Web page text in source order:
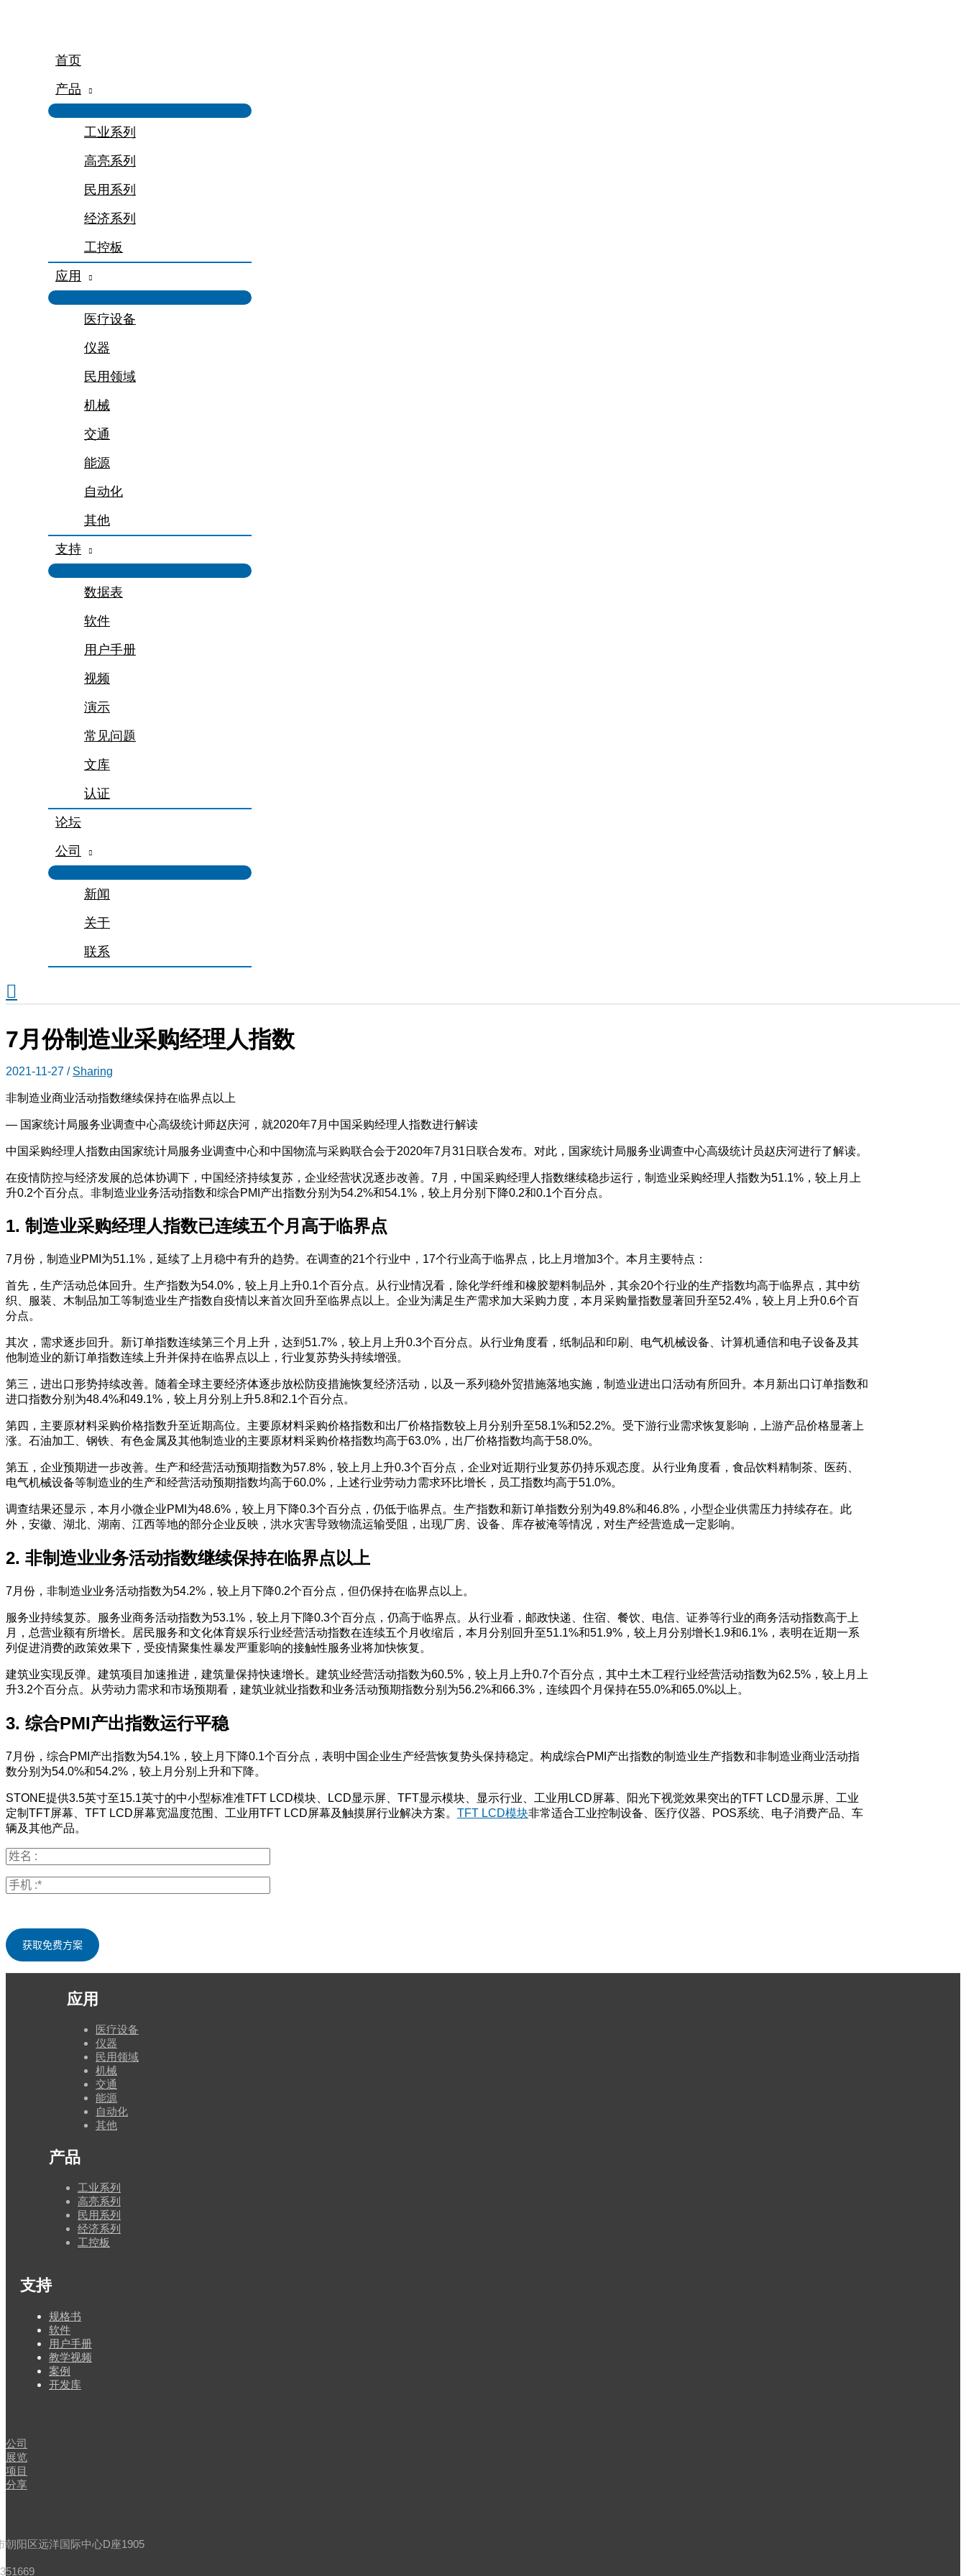
首页
产品
工业系列
高亮系列
民用系列
经济系列
工控板
应用
医疗设备
仪器
民用领域
机械
交通
能源
自动化
其他
支持
数据表
软件
用户手册
视频
演示
常见问题
文库
认证
论坛
公司
新闻
关于
联系
搜
7月份制造业采购经理人指数
2021-11-27 / Sharing
非制造业商业活动指数继续保持在临界点以上
— 国家统计局服务业调查中心高级统计师赵庆河，就2020年7月中国采购经理人指数进行解读
中国采购经理人指数由国家统计局服务业调查中心和中国物流与采购联合会于2020年7月31日联合发布。对此，国家统计局服务业调查中心高级统计员赵庆河进行了解读。
在疫情防控与经济发展的总体协调下，中国经济持续复苏，企业经营状况逐步改善。7月，中国采购经理人指数继续稳步运行，制造业采购经理人指数为51.1%，较上月上
升0.2个百分点。非制造业业务活动指数和综合PMI产出指数分别为54.2%和54.1%，较上月分别下降0.2和0.1个百分点。
1. 制造业采购经理人指数已连续五个月高于临界点
7月份，制造业PMI为51.1%，延续了上月稳中有升的趋势。在调查的21个行业中，17个行业高于临界点，比上月增加3个。本月主要特点：
首先，生产活动总体回升。生产指数为54.0%，较上月上升0.1个百分点。从行业情况看，除化学纤维和橡胶塑料制品外，其余20个行业的生产指数均高于临界点，其中纺
织、服装、木制品加工等制造业生产指数自疫情以来首次回升至临界点以上。企业为满足生产需求加大采购力度，本月采购量指数显著回升至52.4%，较上月上升0.6个百
分点。
其次，需求逐步回升。新订单指数连续第三个月上升，达到51.7%，较上月上升0.3个百分点。从行业角度看，纸制品和印刷、电气机械设备、计算机通信和电子设备及其
他制造业的新订单指数连续上升并保持在临界点以上，行业复苏势头持续增强。
第三，进出口形势持续改善。随着全球主要经济体逐步放松防疫措施恢复经济活动，以及一系列稳外贸措施落地实施，制造业进出口活动有所回升。本月新出口订单指数和
进口指数分别为48.4%和49.1%，较上月分别上升5.8和2.1个百分点。
第四，主要原材料采购价格指数升至近期高位。主要原材料采购价格指数和出厂价格指数较上月分别升至58.1%和52.2%。受下游行业需求恢复影响，上游产品价格显著上
涨。石油加工、钢铁、有色金属及其他制造业的主要原材料采购价格指数均高于63.0%，出厂价格指数均高于58.0%。
第五，企业预期进一步改善。生产和经营活动预期指数为57.8%，较上月上升0.3个百分点，企业对近期行业复苏仍持乐观态度。从行业角度看，食品饮料精制茶、医药、
电气机械设备等制造业的生产和经营活动预期指数均高于60.0%，上述行业劳动力需求环比增长，员工指数均高于51.0%。
调查结果还显示，本月小微企业PMI为48.6%，较上月下降0.3个百分点，仍低于临界点。生产指数和新订单指数分别为49.8%和46.8%，小型企业供需压力持续存在。此
外，安徽、湖北、湖南、江西等地的部分企业反映，洪水灾害导致物流运输受阻，出现厂房、设备、库存被淹等情况，对生产经营造成一定影响。
2. 非制造业业务活动指数继续保持在临界点以上
7月份，非制造业业务活动指数为54.2%，较上月下降0.2个百分点，但仍保持在临界点以上。
服务业持续复苏。服务业商务活动指数为53.1%，较上月下降0.3个百分点，仍高于临界点。从行业看，邮政快递、住宿、餐饮、电信、证券等行业的商务活动指数高于上
月，总营业额有所增长。居民服务和文化体育娱乐行业经营活动指数在连续五个月收缩后，本月分别回升至51.1%和51.9%，较上月分别增长1.9和6.1%，表明在近期一系
列促进消费的政策效果下，受疫情聚集性暴发严重影响的接触性服务业将加快恢复。
建筑业实现反弹。建筑项目加速推进，建筑量保持快速增长。建筑业经营活动指数为60.5%，较上月上升0.7个百分点，其中土木工程行业经营活动指数为62.5%，较上月上
升3.2个百分点。从劳动力需求和市场预期看，建筑业就业指数和业务活动预期指数分别为56.2%和66.3%，连续四个月保持在55.0%和65.0%以上。
3. 综合PMI产出指数运行平稳
7月份，综合PMI产出指数为54.1%，较上月下降0.1个百分点，表明中国企业生产经营恢复势头保持稳定。构成综合PMI产出指数的制造业生产指数和非制造业商业活动指
数分别为54.0%和54.2%，较上月分别上升和下降。
STONE提供3.5英寸至15.1英寸的中小型标准准TFT LCD模块、LCD显示屏、TFT显示模块、显示行业、工业用LCD屏幕、阳光下视觉效果突出的TFT LCD显示屏、工业
定制TFT屏幕、TFT LCD屏幕宽温度范围、工业用TFT LCD屏幕及触摸屏行业解决方案。 TFT LCD模块非常适合工业控制设备、医疗仪器、POS系统、电子消费产品、车
辆及其他产品。
应用
医疗设备
仪器
民用领域
机械
交通
能源
自动化
其他
产品
工业系列
高亮系列
民用系列
经济系列
工控板
支持
规格书
软件
用户手册
教学视频
案例
开发库
公司
展览
项目
分享
朝阳区远洋国际中心D座1905